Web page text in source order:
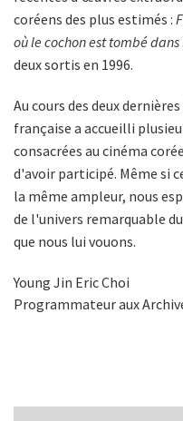
coréens des plus estimés :
où le cochon est tombé
deux sortis en 1996.
Au cours des deux
française a accueilli
consacrées au cinéma
d'avoir participé. Même si
la même ampleur, nous
de l'univers remarquable
que nous lui vouons.
Young Jin Eric Choi
Programmateur aux